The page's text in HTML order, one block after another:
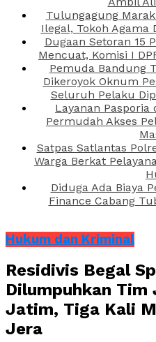
Tulungagung
Ilegal, Tokoh Agama
Dugaan Setoran 15
Mencuat, Komisi I
Pemuda Bandung
Dikeroyok Oknum
Seluruh Pelaku
Layanan Pasporia
Permudah Akses
Satpas Satlantas
Warga Berkat
Diduga Ada Biaya
Finance Cabang
Hukum dan Kriminal
Residivis Begal
Dilumpuhkan
Jatim, Tiga Kali
Jera